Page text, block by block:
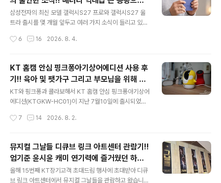
저 예능은 B OTT에만 있네” , “영화 한 편 좀 보려니까 회
차마다 결제창이 뜨고 이것저것 다 구독하려니 매달 나가
는 OTT 구독료만 수만 원이 훌쩍 넘어가는구나.” 그리고
는 과정에 지쳐버리곤 하죠. 구독료 걱정 없이 지니TV 모
업그레이드한다고
삼성전자의 최신 모델 갤럭시S27 프로와 갤럭시S27 울
트라 출시를 몇 개월 앞두고 여러 가지 소식이 들리고 있습
는데 갤럭시 스마트폰으로는 여전히 손실을 보고 있는 상
를 접기도 했었습니다. 그러나 삼성전자의 갤럭시폰은 아
이폰의 대항마로 꾸준히 달려주기를 응원하고 있습니다.
그런데 갤럭시S27 프로와 갤럭시S27 울트라는 반도체
가격 인상으로 통상 인상률보다 높을 것 같습니다. 애플도
마찬가지라 중국 반도체를 쓰네 마네 그러고 있는 것도 비
폰을 구매했는데 2021년형 스마트폰처럼 작동할 거면 고
6 16 2026. 8. 4.
KT 홈캠 안심 핑크퐁아기상어에디션 사용 후
기!! 육아 및 팻가구 그리고 부모님을 위해 한
정출시 아기상어홈캠 어때!!
KT와 핑크퐁과 콜라보해서 KT 홈캠 안심 핑크퐁아기상어
에디션(KTGKW-HC01)이 지난 7월10일에 출시되었습
반 회사에서도 사용할 수 있지만 가정용으로 KT 홈캠 안심
안심 CCTV는 아이를 위한 육아 필수템, 반려동물 CCTV
로도 괜찮고 홀로 계신 부모님을 위한 부모님 안전지킴이
로 활용해도 좋을 것 같습니다. 뿐만 아니라 휴가철, 출장
등으로 장시간 집을 비워야 하는 상황에서 불안하다면 KT
홈캠 안심을 설치해 보는 것도 방법일 겁니다. 매번 체크하
7 14 2026. 8. 2.
뮤지컬 그날들 디큐브 링크 아트센터 관람기!!
엄기준 윤시윤 캐미 연기력에 즐거웠던 하루
(feat. 7월 KT 장기고객 초대드림)
올해 15번째 KT장기고객 초대드림 행사에 초대받아 디큐
브 링크 아트센터에서 뮤지컬 그날들을 관람하고 왔습니